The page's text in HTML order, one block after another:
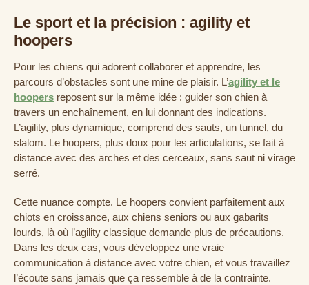
Le sport et la précision : agility et
hoopers
Pour les chiens qui adorent collaborer et apprendre, les
parcours d’obstacles sont une mine de plaisir. L’agility et le
hoopers reposent sur la même idée : guider son chien à
travers un enchaînement, en lui donnant des indications.
L’agility, plus dynamique, comprend des sauts, un tunnel, du
slalom. Le hoopers, plus doux pour les articulations, se fait à
distance avec des arches et des cerceaux, sans saut ni virage
serré.
Cette nuance compte. Le hoopers convient parfaitement aux
chiots en croissance, aux chiens seniors ou aux gabarits
lourds, là où l’agility classique demande plus de précautions.
Dans les deux cas, vous développez une vraie
communication à distance avec votre chien, et vous travaillez
l’écoute sans jamais que ça ressemble à de la contrainte.